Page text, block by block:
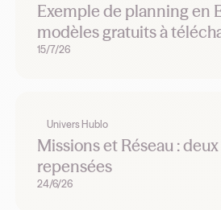
Exemple de planning en
modèles gratuits à
15/7/26
Univers Hublo
Missions et Réseau :
repensées
24/6/26